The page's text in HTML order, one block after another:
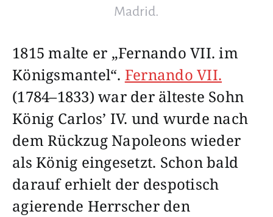
Madrid.
1815 malte er „Fernando VII. im
Königsmantel“. Fernando VII.
(1784–1833) war der älteste Sohn
König Carlos’ IV. und wurde nach
dem Rückzug Napoleons wieder
als König eingesetzt. Schon bald
darauf erhielt der despotisch
agierende Herrscher den